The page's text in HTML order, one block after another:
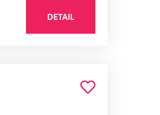
DETAIL